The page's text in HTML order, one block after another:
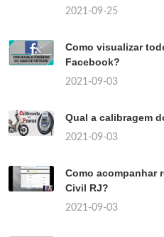
2021-09-25
Como visualizar
Facebook?
2021-09-03
Qual a calibragem
2021-09-03
Como acompanhar
Civil RJ?
2021-09-03